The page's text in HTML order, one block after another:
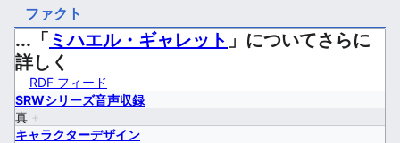
ファクト
...「 ミハエル・ギャレット 」についてさらに
詳しく
RDF フィード
SRWシリーズ音声収録
真 +
キャラクターデザイン